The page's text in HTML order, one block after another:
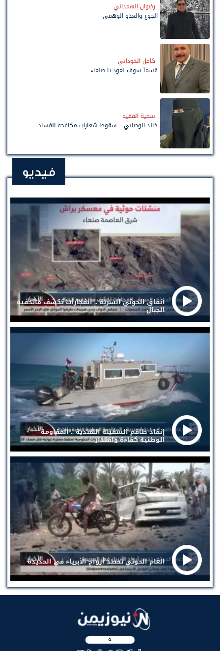
رضوان الهمداني
الجوع والعدو الوهمي
كامل الخوداني
قسماً سوف نعود يا صنعاء
سمية الفقيه
خالد الوصابي .. سقوط شعارات مكافحة الفساد
فيديو
أنفاق الحوثي السرية .. انفجارات تكشف ماتخفيه
الجبال
إنقاذ طاقم السفينة الهندية .. المقاومة
الوطنية كفاءة واقتدار
الغام الحوثي تحصد أرواح الأبرياء في الحديدة